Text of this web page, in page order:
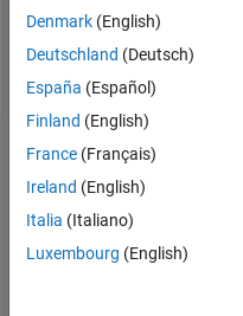
Follow
Dashboard
Statistik
MATLAB Answers
Denmark (English)
Deutschland (Deutsch)
España (Español)
Finland (English)
France (Français)
Ireland (English)
Italia (Italiano)
Luxembourg (English)